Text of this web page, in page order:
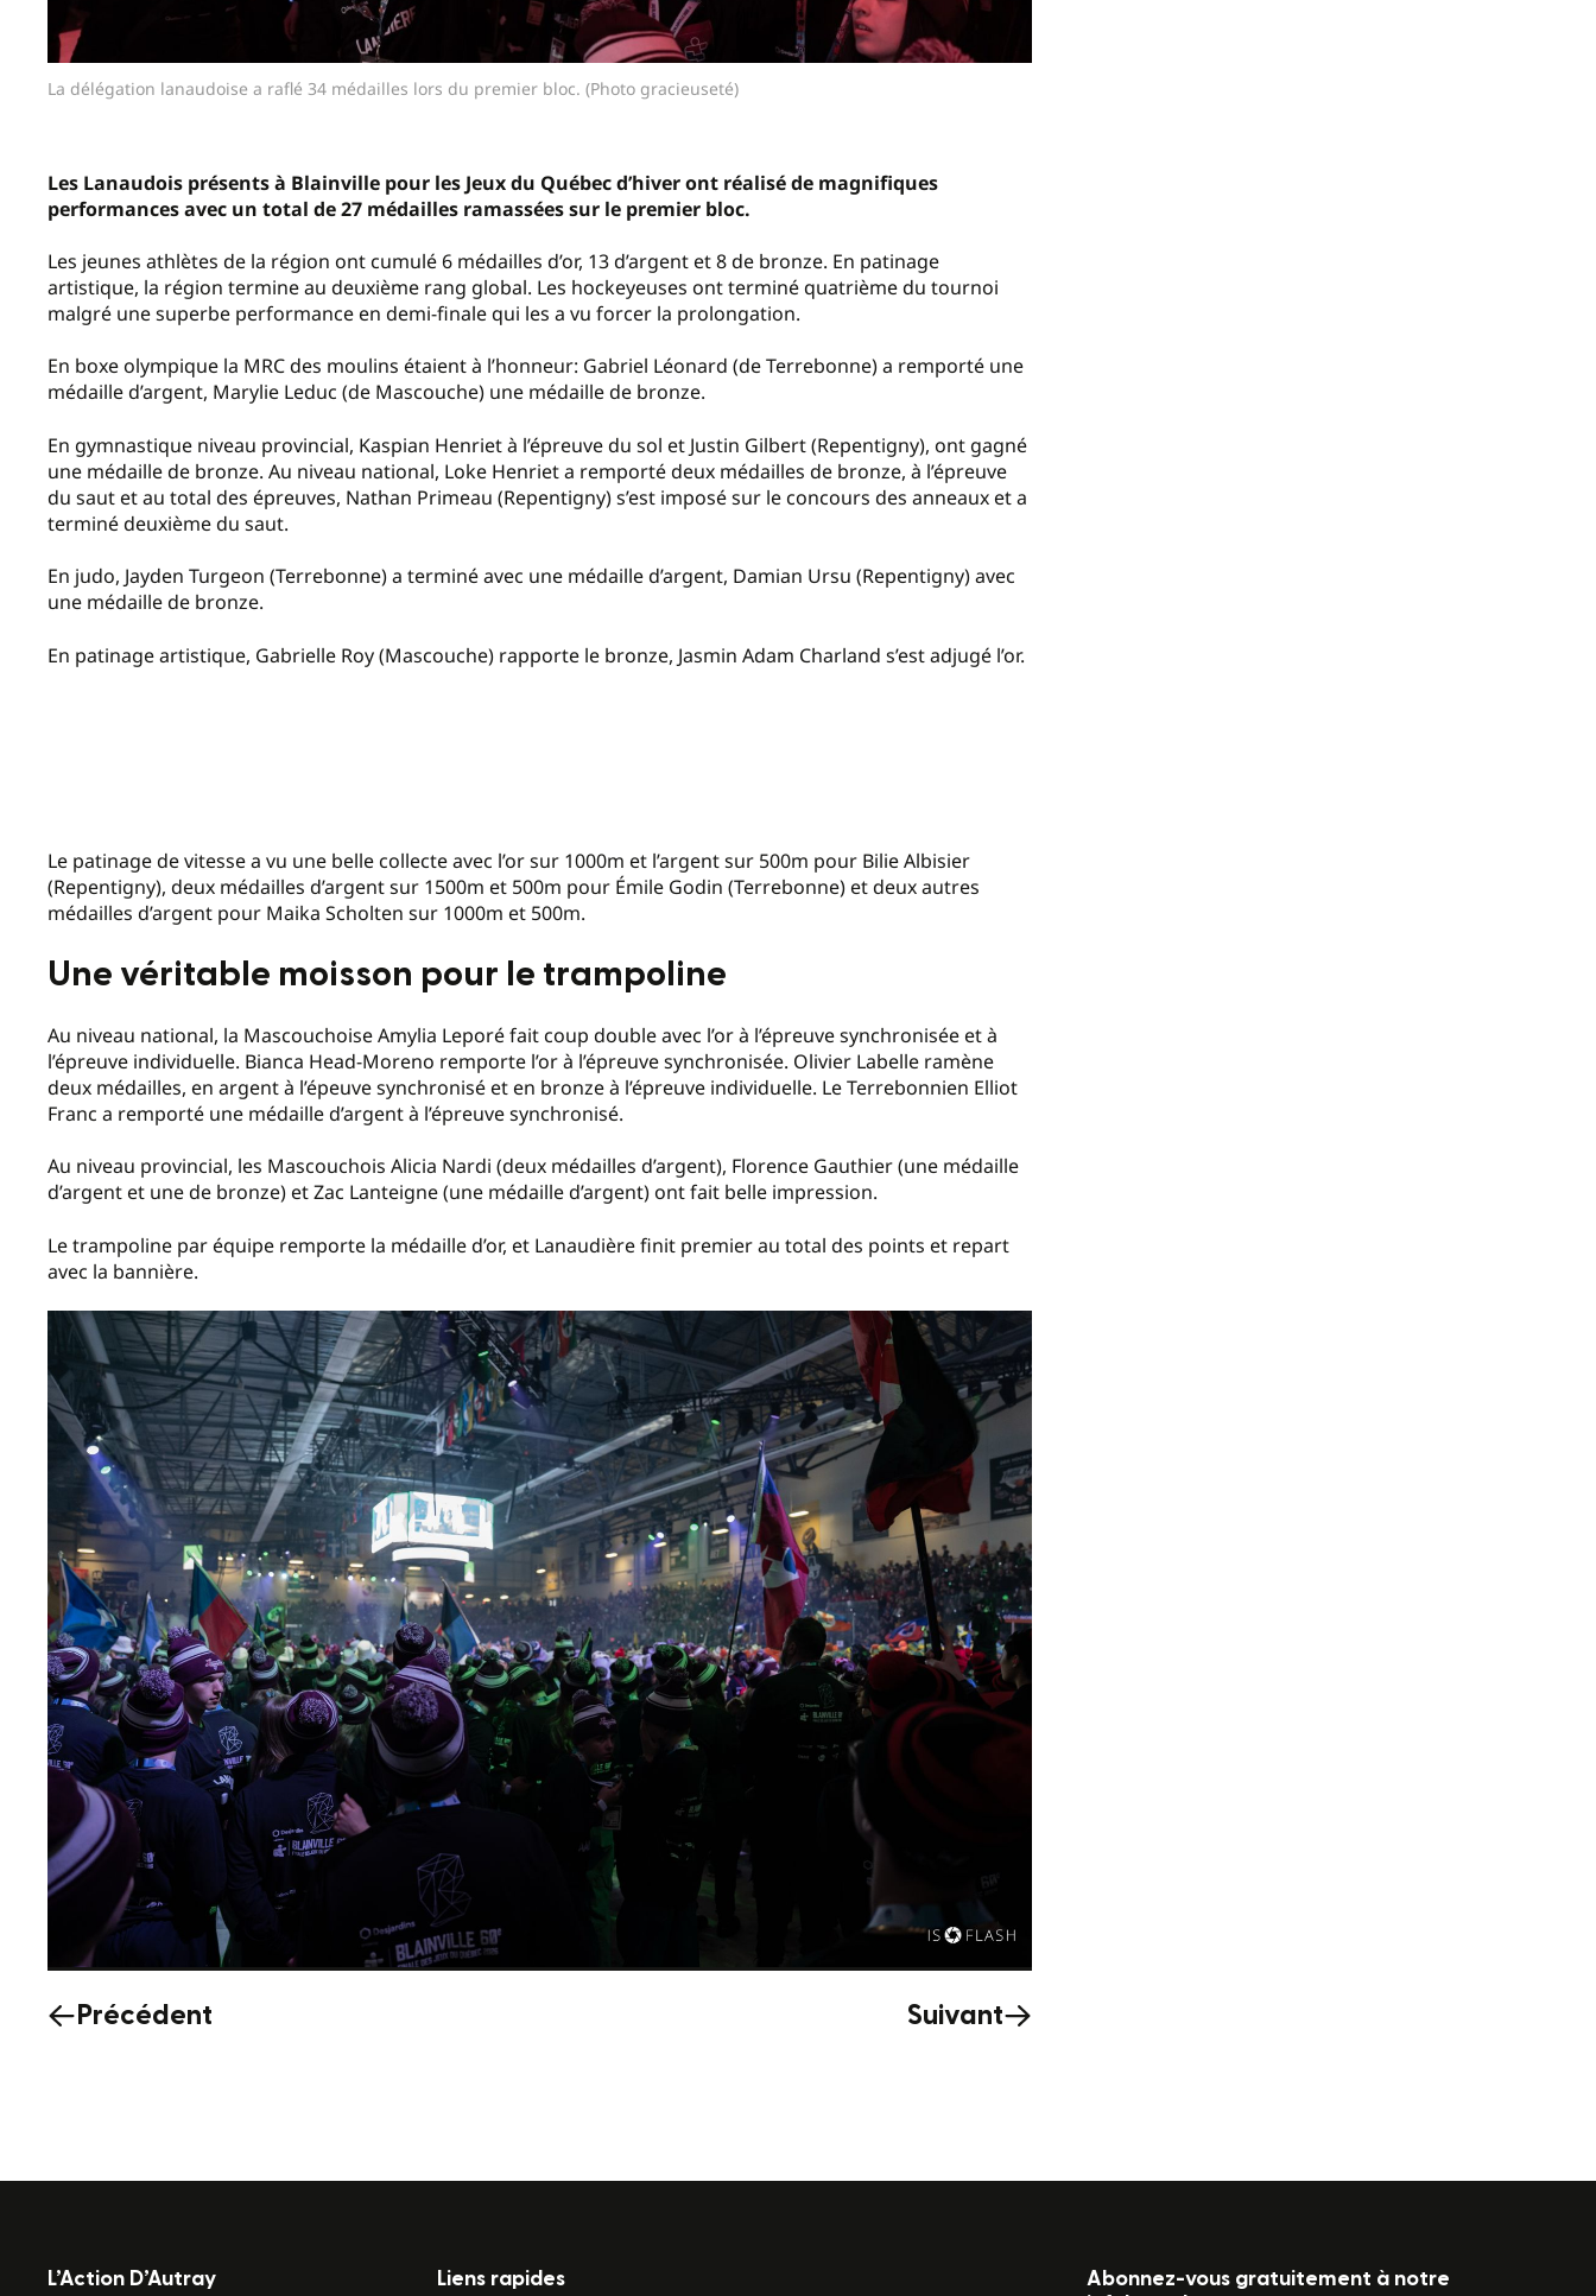
La délégation lanaudoise a raflé 34 médailles lors du premier bloc. (Photo gracieuseté)
Les Lanaudois présents à Blainville pour les Jeux du Québec d’hiver ont réalisé de magnifiques
performances avec un total de 27 médailles ramassées sur le premier bloc.
Les jeunes athlètes de la région ont cumulé 6 médailles d’or, 13 d’argent et 8 de bronze. En patinage
artistique, la région termine au deuxième rang global. Les hockeyeuses ont terminé quatrième du tournoi
malgré une superbe performance en demi-finale qui les a vu forcer la prolongation.
En boxe olympique la MRC des moulins étaient à l’honneur: Gabriel Léonard (de Terrebonne) a remporté une
médaille d’argent, Marylie Leduc (de Mascouche) une médaille de bronze.
En gymnastique niveau provincial, Kaspian Henriet à l’épreuve du sol et Justin Gilbert (Repentigny), ont gagné
une médaille de bronze. Au niveau national, Loke Henriet a remporté deux médailles de bronze, à l’épreuve
du saut et au total des épreuves, Nathan Primeau (Repentigny) s’est imposé sur le concours des anneaux et a
terminé deuxième du saut.
En judo, Jayden Turgeon (Terrebonne) a terminé avec une médaille d’argent, Damian Ursu (Repentigny) avec
une médaille de bronze.
En patinage artistique, Gabrielle Roy (Mascouche) rapporte le bronze, Jasmin Adam Charland s’est adjugé l’or.
Le patinage de vitesse a vu une belle collecte avec l’or sur 1000m et l’argent sur 500m pour Bilie Albisier
(Repentigny), deux médailles d’argent sur 1500m et 500m pour Émile Godin (Terrebonne) et deux autres
médailles d’argent pour Maika Scholten sur 1000m et 500m.
Une véritable moisson pour le trampoline
Au niveau national, la Mascouchoise Amylia Leporé fait coup double avec l’or à l’épreuve synchronisée et à
l’épreuve individuelle. Bianca Head-Moreno remporte l’or à l’épreuve synchronisée. Olivier Labelle ramène
deux médailles, en argent à l’épeuve synchronisé et en bronze à l’épreuve individuelle. Le Terrebonnien Elliot
Franc a remporté une médaille d’argent à l’épreuve synchronisé.
Au niveau provincial, les Mascouchois Alicia Nardi (deux médailles d’argent), Florence Gauthier (une médaille
d’argent et une de bronze) et Zac Lanteigne (une médaille d’argent) ont fait belle impression.
Le trampoline par équipe remporte la médaille d’or, et Lanaudière finit premier au total des points et repart
avec la bannière.
Précédent Suivant
L’Action D’Autray Liens rapides
Abonnez-vous gratuitement à notre